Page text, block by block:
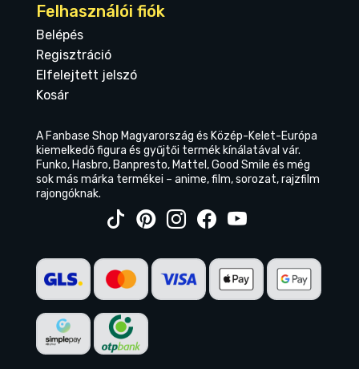
Felhasználói fiók
Belépés
Regisztráció
Elfelejtett jelszó
Kosár
A Fanbase Shop Magyarország és Közép-Kelet-Európa
kiemelkedő figura és gyűjtői termék kínálatával vár.
Funko, Hasbro, Banpresto, Mattel, Good Smile és még
sok más márka termékei – anime, film, sorozat, rajzfilm
rajongóknak.